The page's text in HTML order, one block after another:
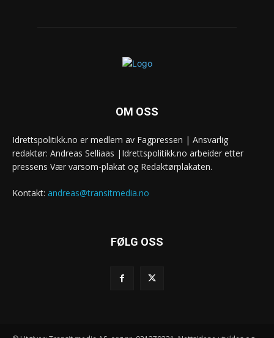
OM OSS
Idrettspolitikk.no er medlem av Fagpressen | Ansvarlig
redaktør: Andreas Selliaas |Idrettspolitikk.no arbeider etter
pressens Vær varsom-plakat og Redaktørplakaten.
Kontakt: andreas@transitmedia.no
FØLG OSS